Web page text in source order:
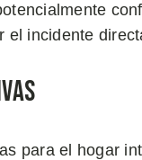
incidente
para el hogar